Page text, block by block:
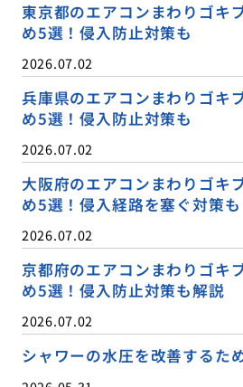
東京都のエアコンまわりゴキ
め5選！侵入防止対策も
2026.07.02
兵庫県のエアコンまわりゴキ
め5選！侵入防止対策も
2026.07.02
大阪府のエアコンまわりゴキ
め5選！侵入経路を塞ぐ対策も
2026.07.02
京都府のエアコンまわりゴキ
め5選！侵入防止対策も解説
2026.07.02
シャワーの水圧を改善するた